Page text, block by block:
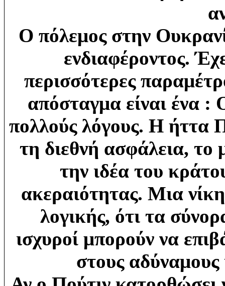
Ο πόλεμος στην
ενδιαφέροντος.
περισσότερες
απόσταγμα είναι ένα :
πολλούς λόγους. Η ήττα
τη διεθνή ασφάλεια, το
την ιδέα του
ακεραιότητας. Μια
λογικής, ότι τα
ισχυροί μπορούν να
στους αδύναμους